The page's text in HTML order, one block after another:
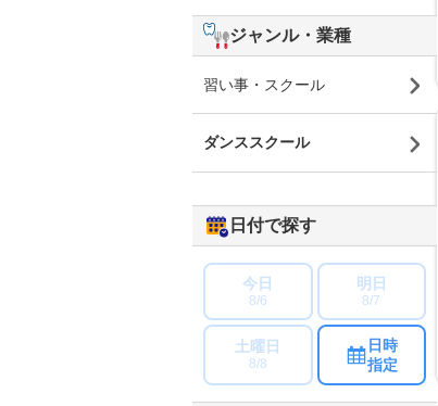
ジャンル・業種
習い事・スクール
ダンススクール
日付で探す
今日
8/6
明日
8/7
土曜日
8/8
日時
指定